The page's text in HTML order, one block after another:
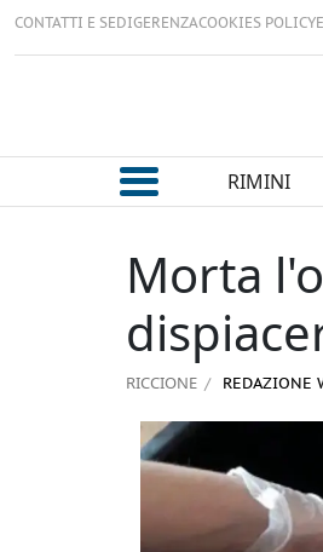
CONTATTI E SEDIGERENZACOOKIES POLICY
RIMINI
Morta
RICCIONE REDAZIONE